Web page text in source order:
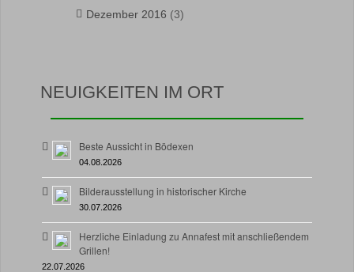
Dezember 2016 (3)
NEUIGKEITEN IM ORT
Beste Aussicht in Bödexen
04.08.2026
Bilderausstellung in historischer Kirche
30.07.2026
Herzliche Einladung zu Annafest mit anschließendem
Grillen!
22.07.2026